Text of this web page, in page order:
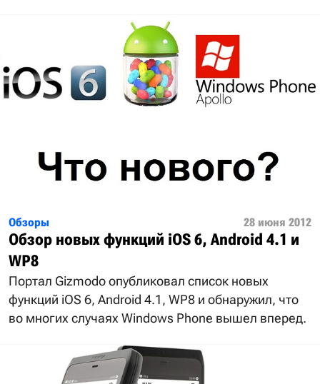
Обзоры 28 июня 2012
Обзор новых функций iOS 6, Android 4.1 и
WP8
Портал Gizmodo опубликовал список новых
функций iOS 6, Android 4.1, WP8 и обнаружил, что
во многих случаях Windows Phone вышел вперед.